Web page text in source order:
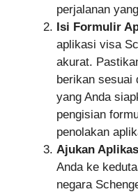
perjalanan
Isi Formulir
aplikasi visa
akurat.
berikan sesuai
yang Anda
pengisian
penolakan
Ajukan
Anda ke
negara